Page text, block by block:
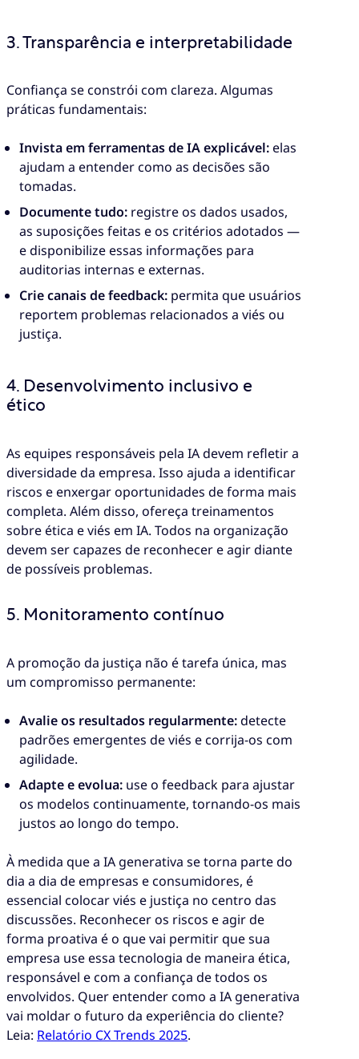
3. Transparência e interpretabilidade
Confiança se constrói com clareza. Algumas
práticas fundamentais:
Invista em ferramentas de IA explicável:elas
ajudam a entender como as decisões são
tomadas.
Documente tudo: registre os dados usados,
as suposições feitas e os critérios adotados —
e disponibilize essas informações para
auditorias internas e externas.
Crie canais de feedback: permita que usuários
reportem problemas relacionados a viés ou
justiça.
4. Desenvolvimento inclusivo e
ético
As equipes responsáveis pela IA devem refletir a
diversidade da empresa. Isso ajuda a identificar
riscos e enxergar oportunidades de forma mais
completa. Além disso, ofereça treinamentos
sobre ética e viés em IA. Todos na organização
devem ser capazes de reconhecer e agir diante
de possíveis problemas.
5. Monitoramento contínuo
A promoção da justiça não é tarefa única, mas
um compromisso permanente:
Avalie os resultados regularmente:detecte
padrões emergentes de viés e corrija-os com
agilidade.
Adapte e evolua: use o feedback para ajustar
os modelos continuamente, tornando-os mais
justos ao longo do tempo.
À medida que a IA generativa se torna parte do
dia a dia de empresas e consumidores, é
essencial colocar viés e justiça no centro das
discussões. Reconhecer os riscos e agir de
forma proativa é o que vai permitir que sua
empresa use essa tecnologia de maneira ética,
responsável e com a confiança de todos os
envolvidos. Quer entender como a IA generativa
vai moldar o futuro da experiência do cliente?
Leia: Relatório CX Trends 2025.